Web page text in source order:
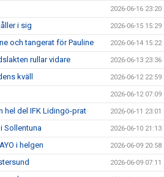
2026-06-16 23:20
i sig 2026-06-15 15:29
och tangerat för Pauline 2026-06-14 15:22
rullar vidare 2026-06-13 23:36
kväll 2026-06-12 22:59
2026-06-12 07:09
hel del IFK Lidingö-prat 2026-06-11 23:01
Sollentuna 2026-06-10 21:13
i helgen 2026-06-09 20:58
2026-06-09 07:11